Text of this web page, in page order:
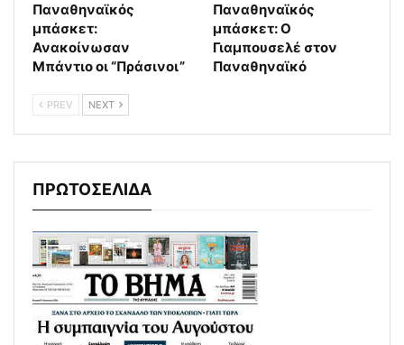
Παναθηναϊκός
μπάσκετ:
Ανακοίνωσαν
Μπάντιο οι “Πράσινοι”
Παναθηναϊκός
μπάσκετ: Ο
Γιαμπουσελέ στον
Παναθηναϊκό
PREV NEXT
ΠΡΩΤΟΣΕΛΙΔΑ